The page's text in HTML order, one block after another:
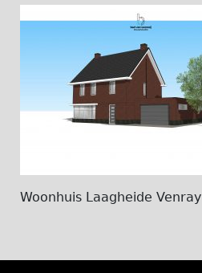
Woonhuis Laagheide Venray